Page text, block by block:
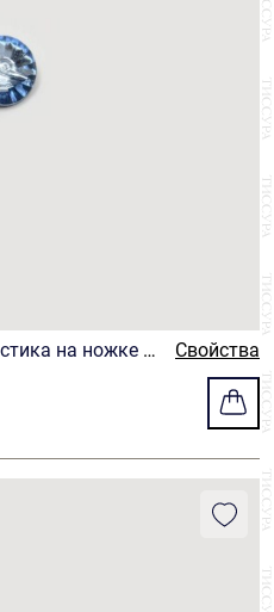
на ножке г
Свойства